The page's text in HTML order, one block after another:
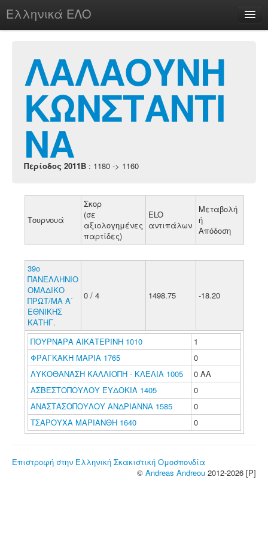
Ελληνικά ΕΛΟ
chesstu.be @ discord
Login
ΛΑΛΑΟΥΝΗ
ΚΩΝΣΤΑΝΤΙ
ΝΑ
Περίοδος 2011B : 1180 -> 1160
Τουρνουά
Σκορ
(σε
αξιολογημένες
παρτίδες)
ELO
αντιπάλων
Μεταβολή
ή
Απόδοση
39ο
ΠΑΝΕΛΛΗΝΙΟ
ΟΜΑΔΙΚΟ
ΠΡΩΤ/ΜΑ Α΄
ΕΘΝΙΚΗΣ
ΚΑΤΗΓ.
0 / 4 1498.75 -18.20
ΠΟΥΡΝΑΡΑ ΑΙΚΑΤΕΡΙΝΗ 1010
1
ΦΡΑΓΚΑΚΗ ΜΑΡΙΑ 1765
0
ΛΥΚΟΘΑΝΑΣΗ ΚΑΛΛΙΟΠΗ - ΚΛΕΛΙΑ 1005
0 ΑΑ
ΑΣΒΕΣΤΟΠΟΥΛΟΥ ΕΥΔΟΚΙΑ 1405
0
ΑΝΑΣΤΑΣΟΠΟΥΛΟΥ ΑΝΔΡΙΑΝΝΑ 1585
0
ΤΣΑΡΟΥΧΑ ΜΑΡΙΑΝΘΗ 1640
0
Επιστροφή στην Ελληνική Σκακιστική Ομοσπονδία
© Andreas Andreou 2012-2026 [P]